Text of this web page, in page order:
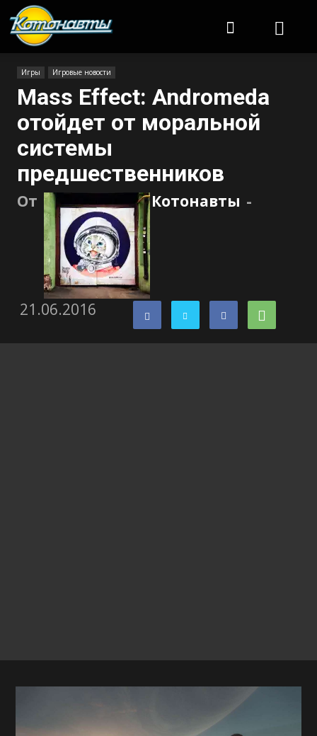
Игры Игровые новости
Mass Effect: Andromeda
отойдет от моральной
системы
предшественников
От Котонавты -
21.06.2016